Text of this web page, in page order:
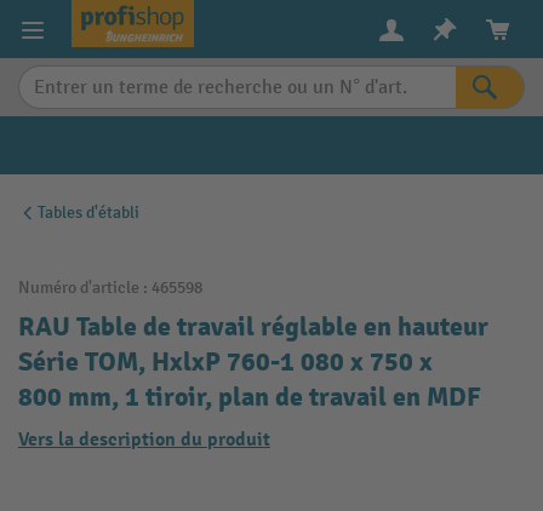
content
Tables d'établi
Numéro d'article : 465598
RAU Table de travail réglable en hauteur
Série TOM, HxlxP 760-1 080 x 750 x
800 mm, 1 tiroir, plan de travail en MDF
Vers la description du produit